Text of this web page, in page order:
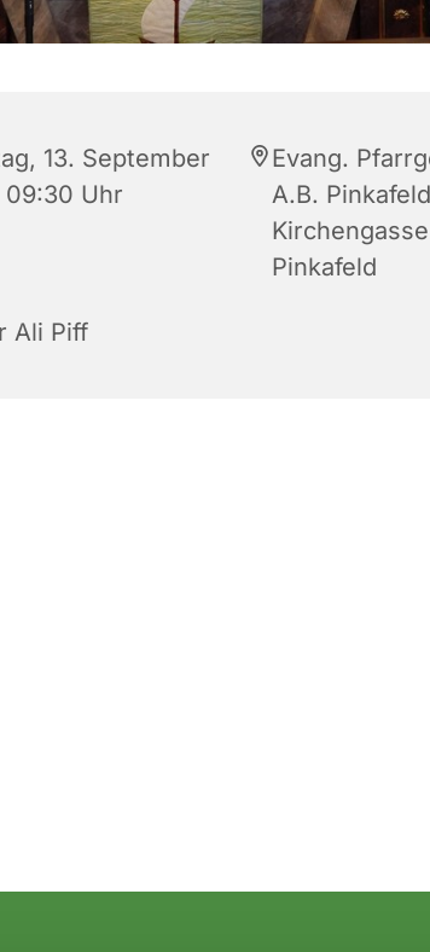
13. September
09:30 Uhr
Evang.
A.B.
Pinkafeld
Ali Piff